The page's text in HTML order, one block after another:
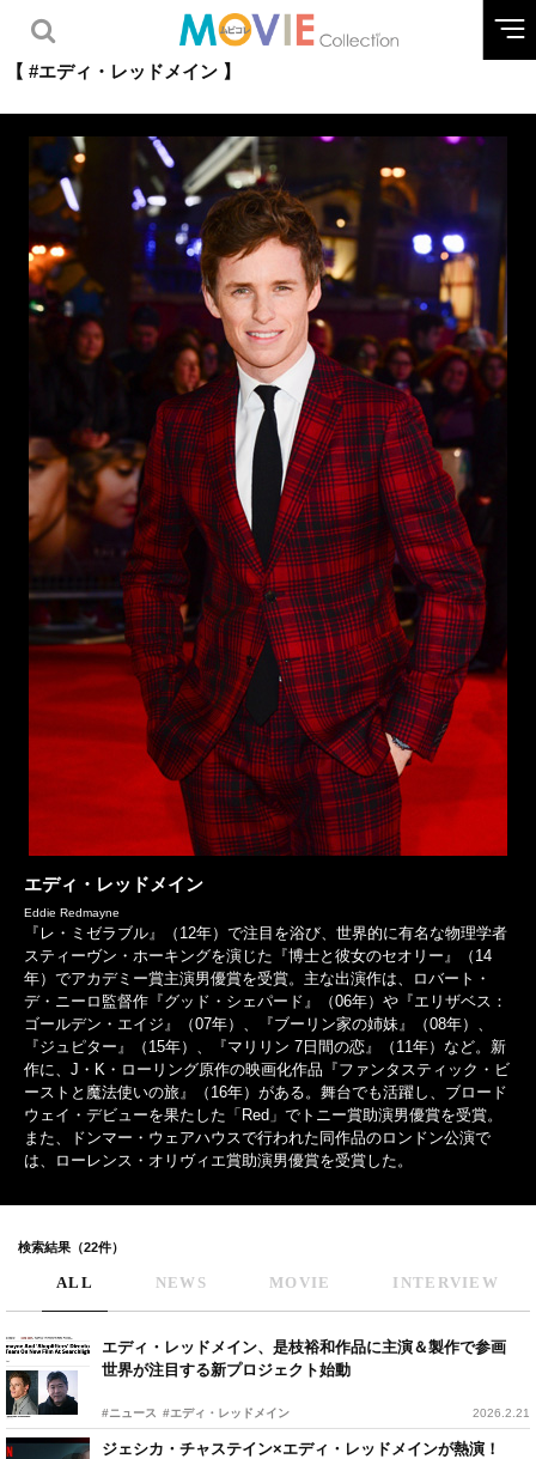
【 #エディ・レッドメイン 】
エディ・レッドメイン
Eddie Redmayne
『レ・ミゼラブル』（12年）で注目を浴び、世界的に有名な物理学者
スティーヴン・ホーキングを演じた『博士と彼女のセオリー』（14
年）でアカデミー賞主演男優賞を受賞。主な出演作は、ロバート・
デ・ニーロ監督作『グッド・シェパード』（06年）や『エリザベス：
ゴールデン・エイジ』（07年）、『ブーリン家の姉妹』（08年）、
『ジュピター』（15年）、『マリリン 7日間の恋』（11年）など。新
作に、J・K・ローリング原作の映画化作品『ファンタスティック・ビ
ーストと魔法使いの旅』（16年）がある。舞台でも活躍し、ブロード
ウェイ・デビューを果たした「Red」でトニー賞助演男優賞を受賞。
また、ドンマー・ウェアハウスで行われた同作品のロンドン公演で
は、ローレンス・オリヴィエ賞助演男優賞を受賞した。
検索結果（22件）
ALL NEWS MOVIE INTERVIEW
エディ・レッドメイン、是枝裕和作品に主演＆製作で参画
世界が注目する新プロジェクト始動
#ニュース #エディ・レッドメイン 2026.2.21
ジェシカ・チャステイン×エディ・レッドメインが熱演！